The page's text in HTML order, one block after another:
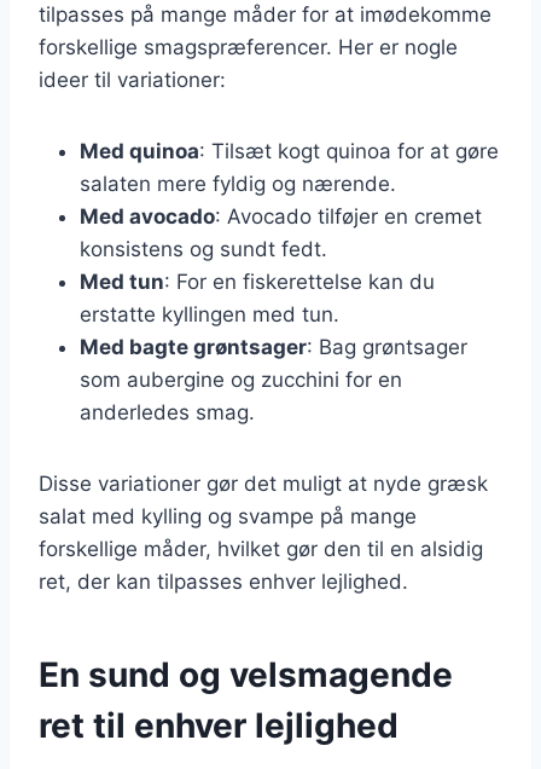
tilpasses på mange måder for at imødekomme
forskellige smagspræferencer. Her er nogle
ideer til variationer:
Med quinoa: Tilsæt kogt quinoa for at gøre
salaten mere fyldig og nærende.
Med avocado: Avocado tilføjer en cremet
konsistens og sundt fedt.
Med tun: For en fiskerettelse kan du
erstatte kyllingen med tun.
Med bagte grøntsager: Bag grøntsager
som aubergine og zucchini for en
anderledes smag.
Disse variationer gør det muligt at nyde græsk
salat med kylling og svampe på mange
forskellige måder, hvilket gør den til en alsidig
ret, der kan tilpasses enhver lejlighed.
En sund og velsmagende
ret til enhver lejlighed